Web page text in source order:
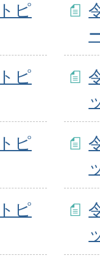
ピ
ピ
ピ
ピ